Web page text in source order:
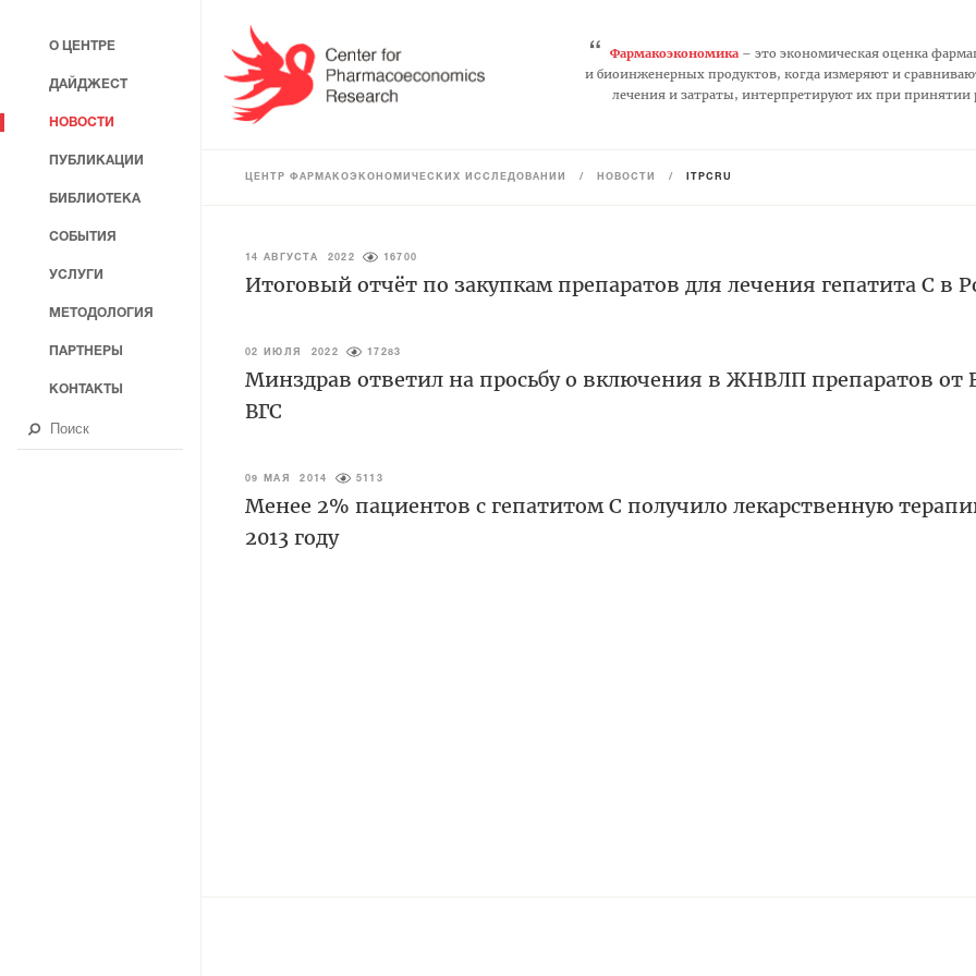
“ Фармакоэкономика– это экономическая оценка
и биоинженерных продуктов, когда измеряют и
лечения и затраты, интерпретируют их при
ЦЕНТР ФАРМАКОЭКОНОМИЧЕСКИХ ИССЛЕДОВАНИЙ / НОВОСТИ / ITPCRU
14 АВГУСТА 2022 16700
Итоговый отчёт по закупкам препаратов для лечения гепатита С в
02 ИЮЛЯ 2022 17283
Минздрав ответил на просьбу о включения в ЖНВЛП препаратов от
ВГС
09 МАЯ 2014 5113
Менее 2% пациентов с гепатитом С получило лекарственную
2013 году
О ЦЕНТРЕ
ДАЙДЖЕСТ
НОВОСТИ
ПУБЛИКАЦИИ
БИБЛИОТЕКА
СОБЫТИЯ
УСЛУГИ
МЕТОДОЛОГИЯ
ПАРТНЕРЫ
КОНТАКТЫ